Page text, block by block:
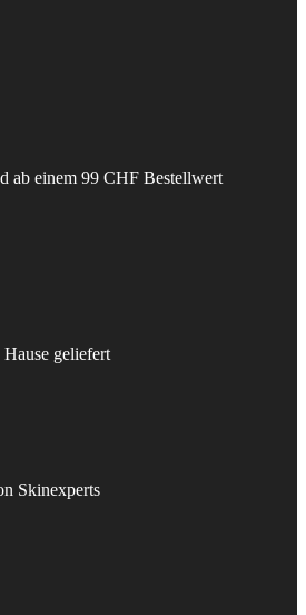
ab einem 99 CHF Bestellwert
geliefert
Skinexperts